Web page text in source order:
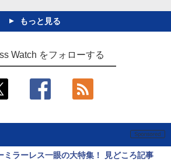
もっと見る
Watch をフォローする
ミラーレス一眼の大特集！ 見どころ記事